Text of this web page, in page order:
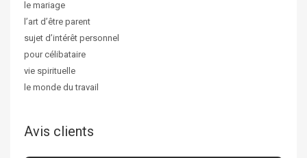
le mariage
l’art d’être parent
sujet d’intérêt personnel
pour célibataire
vie spirituelle
le monde du travail
Avis clients